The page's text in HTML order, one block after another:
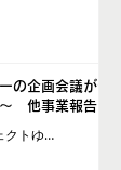
の企画会議がテ
～ 他事業報告
NPO法人プロジェクトゆうあい